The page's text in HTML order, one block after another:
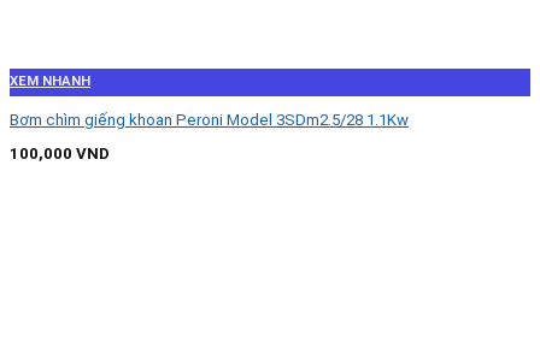
XEM NHANH
Bơm chìm giếng khoan Peroni Model 3SDm2.5/28 1.1Kw
100,000 VND